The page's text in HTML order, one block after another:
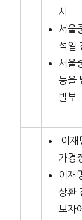
시
서울
석열
서울
등을
발부
이재
가경
이재
상환
보자